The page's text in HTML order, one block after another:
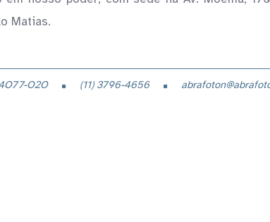
Matias.
O2O (11) 3796-4656